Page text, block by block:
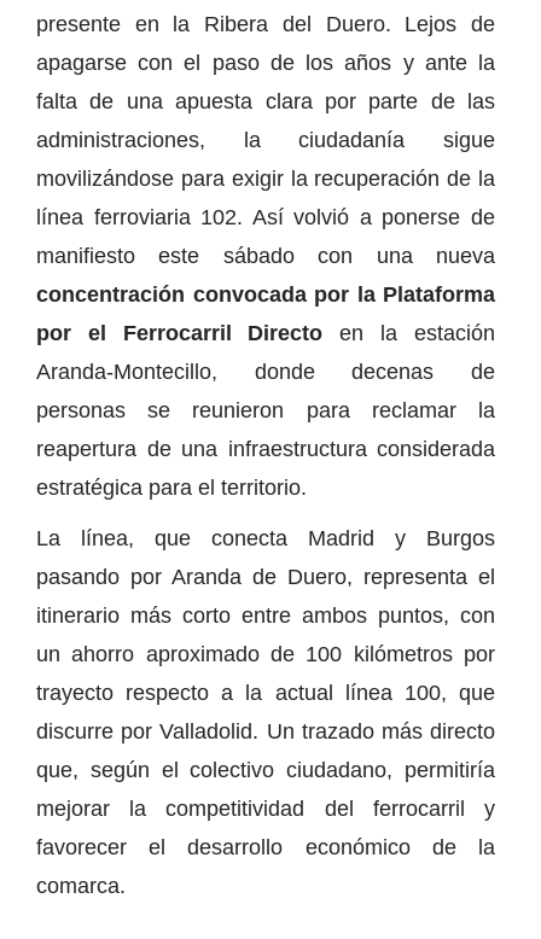
presente en la Ribera del Duero. Lejos de
apagarse con el paso de los años y ante la
falta de una apuesta clara por parte de las
administraciones, la ciudadanía sigue
movilizándose para exigir la recuperación de la
línea ferroviaria 102. Así volvió a ponerse de
manifiesto este sábado con una nueva
concentración convocada por la Plataforma
por el Ferrocarril Directo en la estación
Aranda-Montecillo, donde decenas de
personas se reunieron para reclamar la
reapertura de una infraestructura considerada
estratégica para el territorio.
La línea, que conecta Madrid y Burgos
pasando por Aranda de Duero, representa el
itinerario más corto entre ambos puntos, con
un ahorro aproximado de 100 kilómetros por
trayecto respecto a la actual línea 100, que
discurre por Valladolid. Un trazado más directo
que, según el colectivo ciudadano, permitiría
mejorar la competitividad del ferrocarril y
favorecer el desarrollo económico de la
comarca.